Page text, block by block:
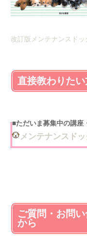
改訂版メンテナンスド
直接教わりた
■ただいま募集中の講座
メンテナンスド
ご質問・お問
から